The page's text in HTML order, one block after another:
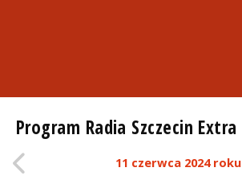
Program Radia Szczecin Extra
11 czerwca 2024 roku